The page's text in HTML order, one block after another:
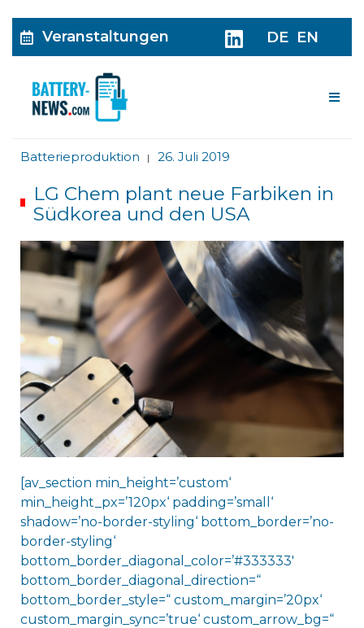
Veranstaltungen DE EN
Batterieproduktion | 26. Juli 2019
LG Chem plant neue Farbiken in
Südkorea und den USA
[av_section min_height=’custom‘
min_height_px=’120px‘ padding=’small‘
shadow=’no-border-styling‘ bottom_border=’no-
border-styling‘
bottom_border_diagonal_color=’#333333′
bottom_border_diagonal_direction=“
bottom_border_style=“ custom_margin=’20px‘
custom_margin_sync=’true‘ custom_arrow_bg=“